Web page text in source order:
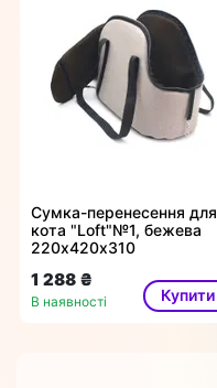
Сумка-перенесення для
кота "Loft"№1, бежева
220х420х310
1 288 ₴
В наявності Купити